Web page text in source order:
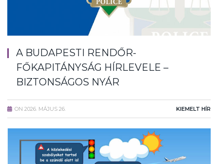
A BUDAPESTI RENDŐR-
FŐKAPITÁNYSÁG HÍRLEVELE –
BIZTONSÁGOS NYÁR
ON 2026. MÁJUS 26. KIEMELT HÍR